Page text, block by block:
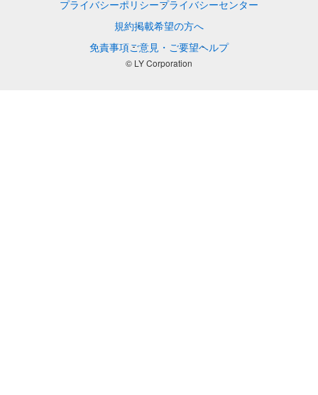
プライバシーポリシープライバシーセンター
規約掲載希望の方へ
免責事項ご意見・ご要望ヘルプ
© LY Corporation